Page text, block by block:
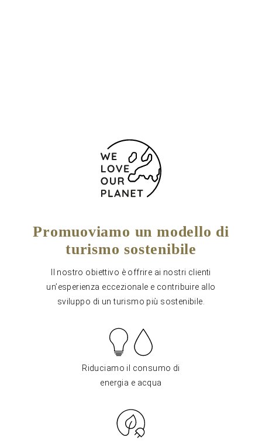
Promuoviamo un modello di
turismo sostenibile
Il nostro obiettivo è offrire ai nostri clienti
un’esperienza eccezionale e contribuire allo
sviluppo di un turismo più sostenibile.
Riduciamo il consumo di
energia e acqua